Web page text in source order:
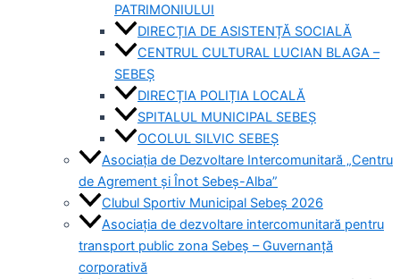
PATRIMONIULUI
DIRECȚIA DE ASISTENȚĂ SOCIALĂ
CENTRUL CULTURAL LUCIAN BLAGA –
SEBEȘ
DIRECȚIA POLIȚIA LOCALĂ
SPITALUL MUNICIPAL SEBEȘ
OCOLUL SILVIC SEBEȘ
Asociația de Dezvoltare Intercomunitară „Centru
de Agrement și Înot Sebeș-Alba”
Clubul Sportiv Municipal Sebeș 2026
Asociația de dezvoltare intercomunitară pentru
transport public zona Sebeș – Guvernanță
corporativă